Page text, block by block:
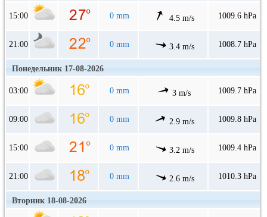
15:00 0 mm 4.5 m/s 1009.6 hPa
21:00 0 mm 3.4 m/s 1008.7 hPa
Понедельник 17-08-2026
03:00 0 mm 3 m/s 1009.7 hPa
09:00 0 mm 2.9 m/s 1009.8 hPa
15:00 0 mm 3.2 m/s 1009.4 hPa
21:00 0 mm 2.6 m/s 1010.3 hPa
Вторник 18-08-2026